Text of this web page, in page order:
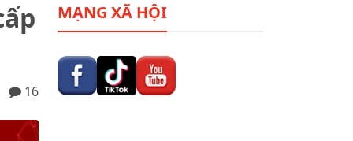
16
MẠNG XÃ HỘI